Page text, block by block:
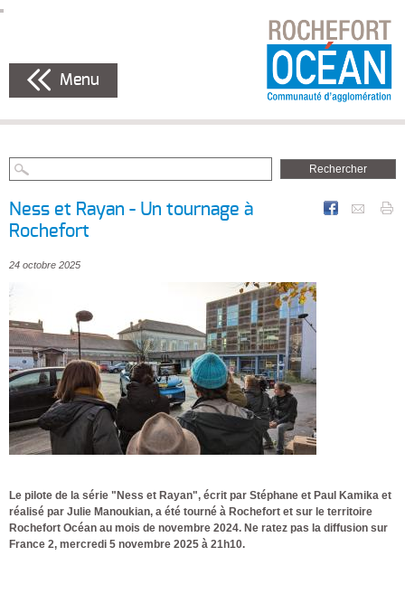
Menu
Ness et Rayan - Un tournage à
Rochefort
24 octobre 2025
Le pilote de la série "Ness et Rayan", écrit par Stéphane et Paul Kamika et
réalisé par Julie Manoukian, a été tourné à Rochefort et sur le territoire
Rochefort Océan au mois de novembre 2024. Ne ratez pas la diffusion sur
France 2, mercredi 5 novembre 2025 à 21h10.